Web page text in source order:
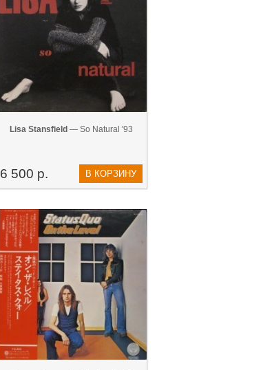
Lisa Stansfield — So Natural '93
6 500 р. В КОРЗИНУ